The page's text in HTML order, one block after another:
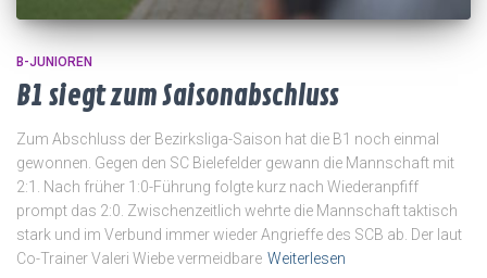
B-JUNIOREN
B1 siegt zum Saisonabschluss
Zum Abschluss der Bezirksliga-Saison hat die B1 noch einmal
gewonnen. Gegen den SC Bielefelder gewann die Mannschaft mit
2:1. Nach früher 1:0-Führung folgte kurz nach Wiederanpfiff
prompt das 2:0. Zwischenzeitlich wehrte die Mannschaft taktisch
stark und im Verbund immer wieder Angrieffe des SCB ab. Der laut
Co-Trainer Valeri Wiebe vermeidbare Weiterlesen